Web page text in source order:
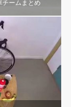
チームまとめ